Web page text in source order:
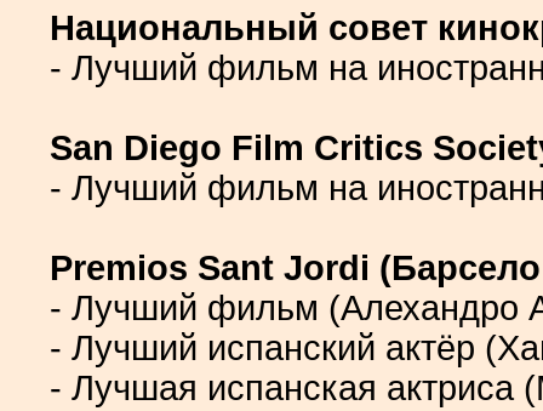
Национальный совет
- Лучший фильм на
San Diego Film Critics
- Лучший фильм на
Premios Sant Jordi
- Лучший фильм (Алехандро
- Лучший испанский актёр
- Лучшая испанская